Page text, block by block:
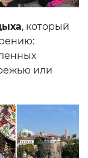
, который
или